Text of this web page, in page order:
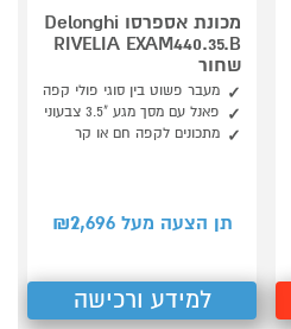
מכונת אספרסו Delonghi
RIVELIA EXAM440.35.B
שחור
מעבר פשוט בין סוגי פולי קפה
פאנל עם מסך מגע "3.5 צבעוני
מתכונים לקפה חם או קר
תן הצעה מעל ₪ 2,696
למידע ורכישה